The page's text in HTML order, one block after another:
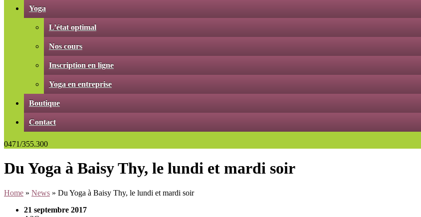
Yoga
L’état optimal
Nos cours
Inscription en ligne
Yoga en entreprise
Boutique
Contact
0471/355.300
Du Yoga à Baisy Thy, le lundi et mardi soir
Home » News » Du Yoga à Baisy Thy, le lundi et mardi soir
21 septembre 2017